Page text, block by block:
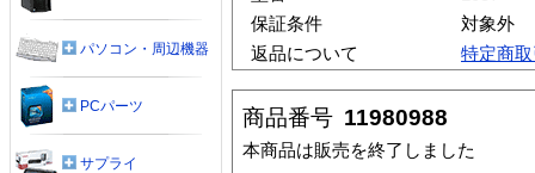
保証条件
対象外
返品について
特定商
商品番号 11980988
本商品は販売を終了しました
パソコン・周辺機器
PCパーツ
サプライ